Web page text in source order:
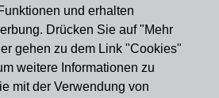
und erhalten
Drücken Sie auf "Mehr
gehen zu dem Link "Cookies"
weitere Informationen zu
mit der Verwendung von
Impressum Datenschutz
Cookies
Manufakturen. Alle rechte vorbehalten